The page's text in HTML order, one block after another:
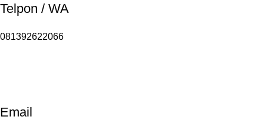
Telpon / WA
081392622066
Email